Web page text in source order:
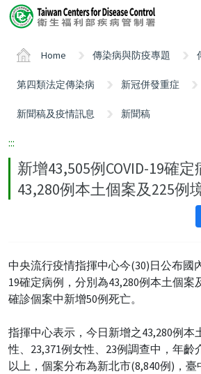
Center
block
Home 傳染病與防疫專題
第四類法定傳染病 新冠併發重症
新聞稿及疫情訊息 新聞稿
:::
新增43,505例COVID-19確
43,280例本土個案及225例
中央流行疫情指揮中心今(30)日公布國
19確定病例，分別為43,280例本土個案
確診個案中新增50例死亡。
指揮中心表示，今日新增之43,280例本
性、23,371例女性、23例調查中，年齡
以上，個案分布為新北市(8,840例)，臺